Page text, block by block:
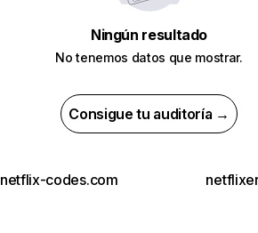
Ningún resultado
No tenemos datos que mostrar.
Consigue tu auditoría →
netflix-codes.com